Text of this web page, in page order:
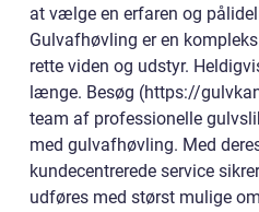
at vælge en erfaren og
Gulvafhøvling er en
rette viden og udstyr.
længe. Besøg (https://
team af professionelle
med gulvafhøvling. Med
kundecentrerede service
udføres med størst mulige